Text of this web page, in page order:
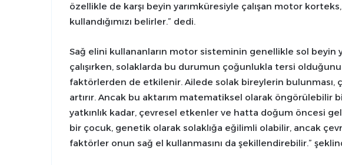
özellikle de karşı beyin yarımküresiyle çalışan motor
kullandığımızı belirler.” dedi.
Sağ elini kullananların motor sisteminin genellikle sol beyin
çalışırken, solaklarda bu durumun çoğunlukla tersi
faktörlerden de etkilenir. Ailede solak bireylerin bulunması,
artırır. Ancak bu aktarım matematiksel olarak öngörülebilir
yatkınlık kadar, çevresel etkenler ve hatta doğum öncesi
bir çocuk, genetik olarak solaklığa eğilimli olabilir, ancak
faktörler onun sağ el kullanmasını da şekillendirebilir.”